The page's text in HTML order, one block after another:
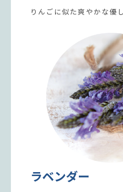
りんごに似た爽やかな優
ラベンダー